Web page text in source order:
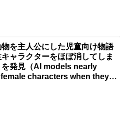
を主人公にした児童向け物語
ャラクターをほぼ消してしま
を発見（AI models nearly
characters when they